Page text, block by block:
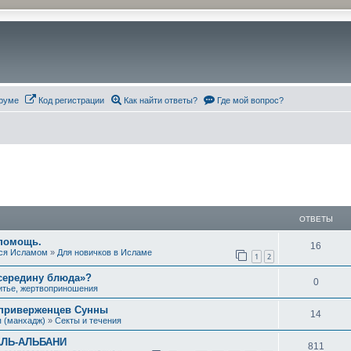
Код регистрации Как найти ответы? Где мой вопрос?
ОТВЕТЫ
1 2
Исламом » Для новичков в Исламе
16
т
ы
блюда»?
жертвоприношения
0О
т
е
Сунны
(манхадж) » Секты и течения
14О
т
АЛЬБАНИ 811